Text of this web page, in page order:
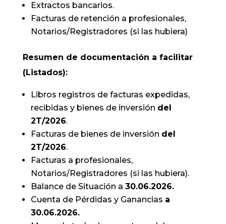
Extractos bancarios.
Facturas de retención a profesionales,
Notarios/Registradores (si las hubiera)
Resumen de documentación a facilitar
(Listados):
Libros registros de facturas expedidas,
recibidas y bienes de inversión del
2T/2026.
Facturas de bienes de inversión del
2T/2026.
Facturas a profesionales,
Notarios/Registradores (si las hubiera).
Balance de Situación a 30.06.2026.
Cuenta de Pérdidas y Ganancias a
30.06.2026.